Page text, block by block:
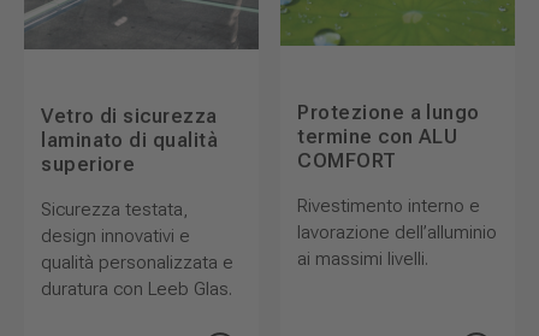
Vetro di sicurezza
laminato di qualità
superiore
Sicurezza testata,
design innovativi e
qualità personalizzata e
duratura con Leeb Glas.
Protezione a lungo
termine con ALU
COMFORT
Rivestimento interno e
lavorazione dell’alluminio
ai massimi livelli.